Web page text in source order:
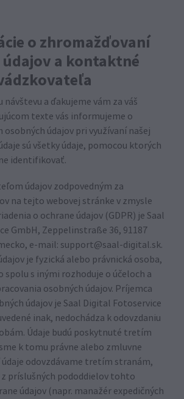
o zhromažďovaní
a kontaktné
návštevu a ďakujeme vám za váš
texte vás informujeme o
osobných údajov pri využívaní našej
sú všetky údaje, pomocou ktorých
identifikovať.
údajov zodpovedným za
na tejto webovej stránke v zmysle
o ochrane údajov (GDPR) je Saal
GmbH, Zeppelinstraße 36, 91187
e-mail: support@saal-digital.sk.
je fyzická alebo právnická osoba,
spolu s inými rozhoduje o účeloch a
osobných údajov. Príjemca
údajov je Saal Digital Fotoservice
inak, nedochádza k odovzdaniu
Údaje budú poskytnuté tretím
k tomu právne alebo zmluvne
odovzdávame tretím stranám,
príslušných pododdielov tohto
údajov (napr. manažér expedičných